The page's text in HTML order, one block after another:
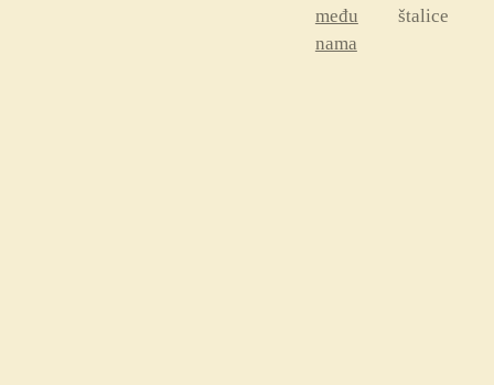
među
nama
štalice